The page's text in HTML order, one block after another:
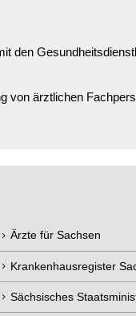
den
von ärztlichen
Ärzte für Sachsen
Krankenhausregister
Sächsisches